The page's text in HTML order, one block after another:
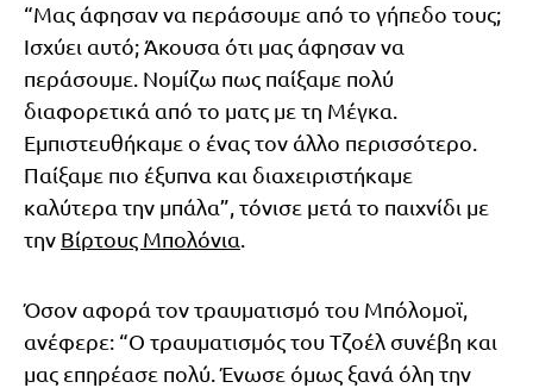
“Μας άφησαν να περάσουμε από το γήπεδο τους;
Ισχύει αυτό; Άκουσα ότι μας άφησαν να
περάσουμε. Νομίζω πως παίξαμε πολύ
διαφορετικά από το ματς με τη Μέγκα.
Εμπιστευθήκαμε ο ένας τον άλλο περισσότερο.
Παίξαμε πιο έξυπνα και διαχειριστήκαμε
καλύτερα την μπάλα”, τόνισε μετά το παιχνίδι με
την Βίρτους Μπολόνια.
Όσον αφορά τον τραυματισμό του Μπόλομοϊ,
ανέφερε: “Ο τραυματισμός του Τζοέλ συνέβη και
μας επηρέασε πολύ. Ένωσε όμως ξανά όλη την